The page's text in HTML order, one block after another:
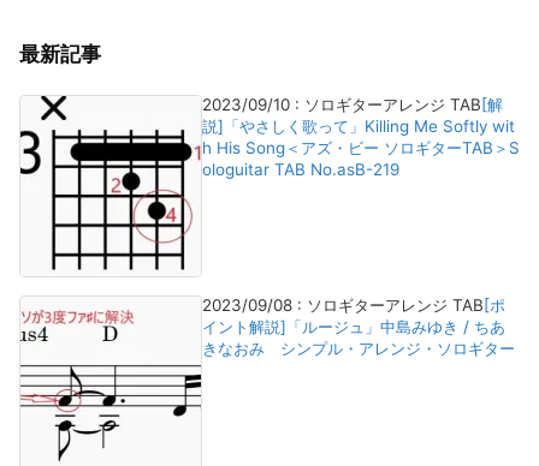
最新記事
2023/09/10 : ソロギターアレンジ TAB[解
説]「やさしく歌って」Killing Me Softly wit
h His Song＜アズ・ビー ソロギターTAB＞S
ologuitar TAB No.asB-219
2023/09/08 : ソロギターアレンジ TAB[ポ
イント解説]「ルージュ」中島みゆき / ちあ
きなおみ シンプル・アレンジ・ソロギター